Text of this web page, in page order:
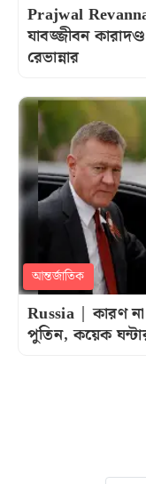
Prajwal
যাবজ্জীবন কারাদণ্ড
রেভান্নার
আন্তর্জাতিক
Russia | কারণ না
পুতিন, কয়েক